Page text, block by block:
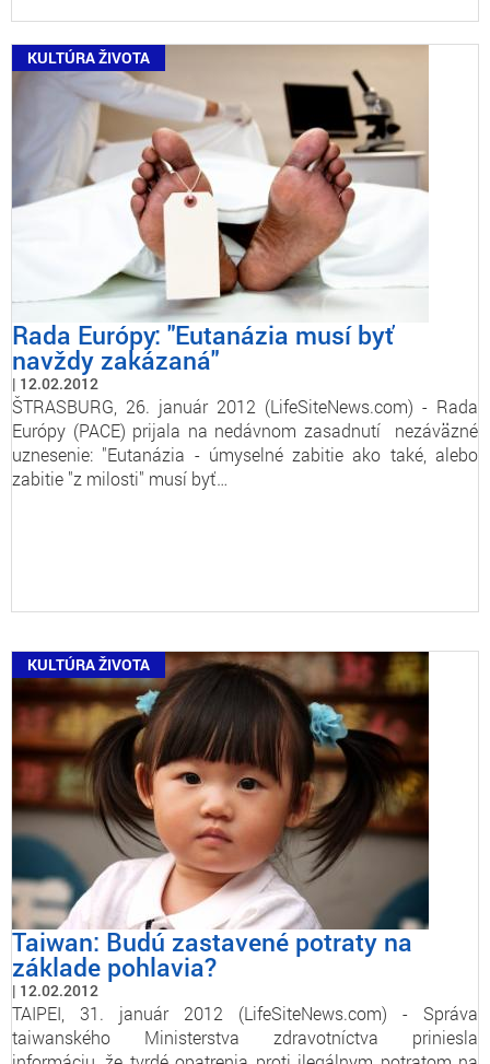
KULTÚRA ŽIVOTA
Rada Európy: "Eutanázia musí byť
navždy zakázaná"
12.02.2012
ŠTRASBURG, 26. január 2012 (LifeSiteNews.com) - Rada
Európy (PACE) prijala na nedávnom zasadnutí nezáväzné
uznesenie: "Eutanázia - úmyselné zabitie ako také, alebo
zabitie "z milosti" musí byť…
KULTÚRA ŽIVOTA
Taiwan: Budú zastavené potraty na
základe pohlavia?
12.02.2012
TAIPEI, 31. január 2012 (LifeSiteNews.com) - Správa
taiwanského Ministerstva zdravotníctva priniesla